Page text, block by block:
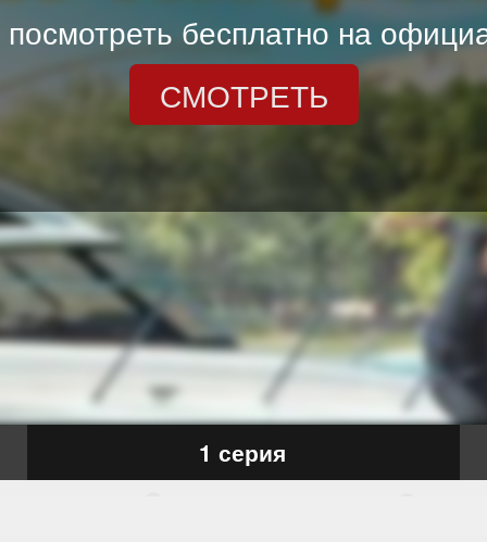
бесплатно на
СМОТРЕТЬ
1 серия